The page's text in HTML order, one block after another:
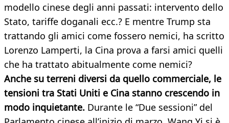
modello cinese degli anni passati: intervento dello
Stato, tariffe doganali ecc.? E mentre Trump sta
trattando gli amici come fossero nemici, ha scritto
Lorenzo Lamperti, la Cina prova a farsi amici quelli
che ha trattato abitualmente come nemici?
Anche su terreni diversi da quello commerciale, le
tensioni tra Stati Uniti e Cina stanno crescendo in
modo inquietante. Durante le “Due sessioni” del